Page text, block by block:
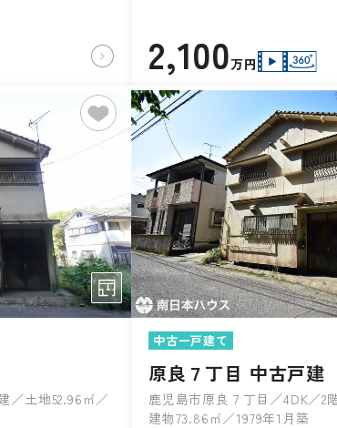
2,100万円
／土地52.96㎡／
中古一戸建て
原良７丁目 中古戸建
鹿児島市原良７丁目／4DK／2
建物73.86㎡／1979年1月築